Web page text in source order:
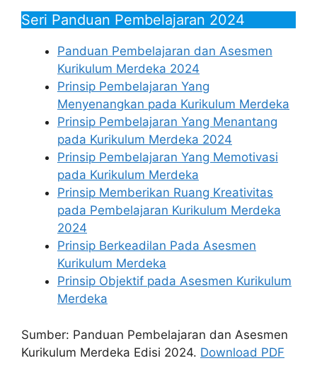
Seri Panduan Pembelajaran 2024
Panduan Pembelajaran dan Asesmen
Kurikulum Merdeka 2024
Prinsip Pembelajaran Yang
Menyenangkan pada Kurikulum Merdeka
Prinsip Pembelajaran Yang Menantang
pada Kurikulum Merdeka 2024
Prinsip Pembelajaran Yang Memotivasi
pada Kurikulum Merdeka
Prinsip Memberikan Ruang Kreativitas
pada Pembelajaran Kurikulum Merdeka
2024
Prinsip Berkeadilan Pada Asesmen
Kurikulum Merdeka
Prinsip Objektif pada Asesmen Kurikulum
Merdeka
Sumber: Panduan Pembelajaran dan Asesmen
Kurikulum Merdeka Edisi 2024. Download PDF